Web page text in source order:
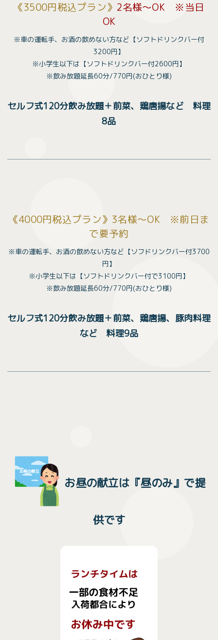
《3500円税込プラン》 2名様〜OK ※当日
OK
※車の運転手、お酒の飲めない方など【ソフトドリンクバー付
3200円】
※小学生以下は【ソフトドリンクバー付2600円】
※飲み放題延長60分/770円(おひとり様)
セルフ式120分飲み放題＋前菜、鶏唐揚など 料理
8品
《4000円税込プラン》3名様〜OK ※前日ま
で要予約
※車の運転手、お酒の飲めない方など【ソフドリンクバー付3700
円】
※小学生以下は【ソフトドリンクバー付で3100円】
※飲み放題延長60分/770円(おひとり様)
セルフ式120分飲み放題＋前菜、鶏唐揚、豚肉料理
など 料理9品
お昼の献立は『昼のみ』で提
供です